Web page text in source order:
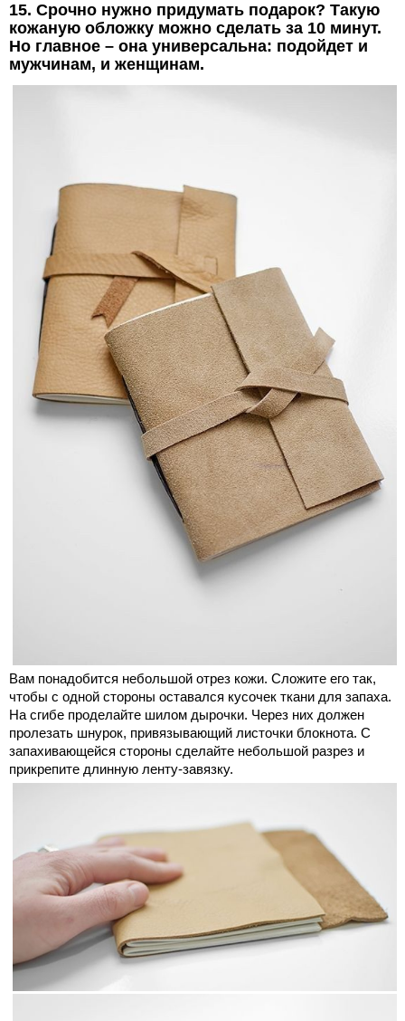
15. Срочно нужно придумать подарок? Такую
кожаную обложку можно сделать за 10 минут.
Но главное – она универсальна: подойдет и
мужчинам, и женщинам.
Вам понадобится небольшой отрез кожи. Сложите его так,
чтобы с одной стороны оставался кусочек ткани для запаха.
На сгибе проделайте шилом дырочки. Через них должен
пролезать шнурок, привязывающий листочки блокнота. С
запахивающейся стороны сделайте небольшой разрез и
прикрепите длинную ленту-завязку.